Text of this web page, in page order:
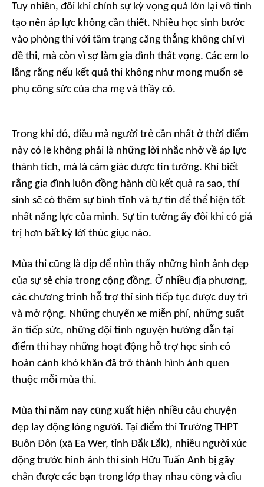
Tuy nhiên, đôi khi chính sự kỳ vọng quá lớn lại vô tình
tạo nên áp lực không cần thiết. Nhiều học sinh bước
vào phòng thi với tâm trạng căng thẳng không chỉ vì
đề thi, mà còn vì sợ làm gia đình thất vọng. Các em lo
lắng rằng nếu kết quả thi không như mong muốn sẽ
phụ công sức của cha mẹ và thầy cô.
Trong khi đó, điều mà người trẻ cần nhất ở thời điểm
này có lẽ không phải là những lời nhắc nhở về áp lực
thành tích, mà là cảm giác được tin tưởng. Khi biết
rằng gia đình luôn đồng hành dù kết quả ra sao, thí
sinh sẽ có thêm sự bình tĩnh và tự tin để thể hiện tốt
nhất năng lực của mình. Sự tin tưởng ấy đôi khi có giá
trị hơn bất kỳ lời thúc giục nào.
Mùa thi cũng là dịp để nhìn thấy những hình ảnh đẹp
của sự sẻ chia trong cộng đồng. Ở nhiều địa phương,
các chương trình hỗ trợ thí sinh tiếp tục được duy trì
và mở rộng. Những chuyến xe miễn phí, những suất
ăn tiếp sức, những đội tình nguyện hướng dẫn tại
điểm thi hay những hoạt động hỗ trợ học sinh có
hoàn cảnh khó khăn đã trở thành hình ảnh quen
thuộc mỗi mùa thi.
Mùa thi năm nay cũng xuất hiện nhiều câu chuyện
đẹp lay động lòng người. Tại điểm thi Trường THPT
Buôn Đôn (xã Ea Wer, tỉnh Đắk Lắk), nhiều người xúc
động trước hình ảnh thí sinh Hữu Tuấn Anh bị gãy
chân được các bạn trong lớp thay nhau cõng và dìu